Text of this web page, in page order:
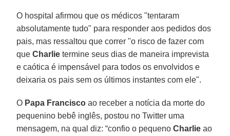
O hospital afirmou que os médicos "tentaram
absolutamente tudo" para responder aos pedidos dos
pais, mas ressaltou que correr "o risco de fazer com
queCharlie termine seus dias de maneira imprevista
e caótica é impensável para todos os envolvidos e
deixaria os pais sem os últimos instantes com ele".
O Papa Francisco ao receber a notícia da morte do
pequenino bebê inglês, postou no Twitter uma
mensagem, na qual diz: “confio o pequenoCharlie ao